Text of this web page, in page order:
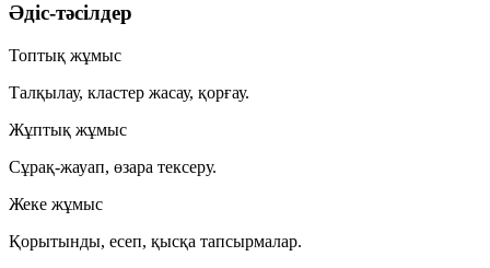
Әдіс-тәсілдер
Топтық жұмыс
Талқылау, кластер жасау, қорғау.
Жұптық жұмыс
Сұрақ-жауап, өзара тексеру.
Жеке жұмыс
Қорытынды, есеп, қысқа тапсырмалар.